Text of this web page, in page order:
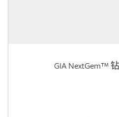
GIA NextGem™